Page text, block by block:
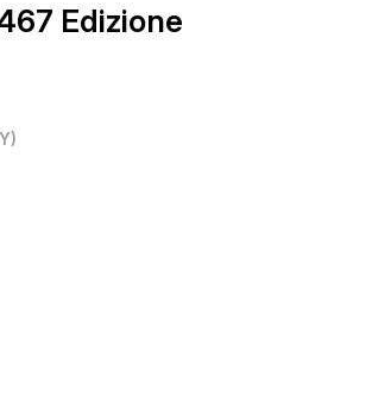
Edizione
)